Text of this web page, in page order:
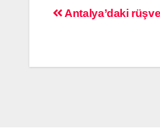
Antalya’daki